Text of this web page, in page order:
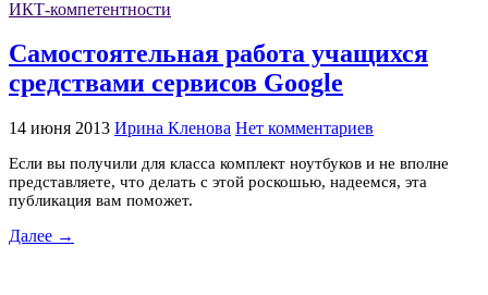
ИКТ-компетентности
Самостоятельная работа учащихся
средствами сервисов Google
14 июня 2013 Ирина Кленова Нет комментариев
Если вы получили для класса комплект ноутбуков и не вполне
представляете, что делать с этой роскошью, надеемся, эта
публикация вам поможет.
Далее →